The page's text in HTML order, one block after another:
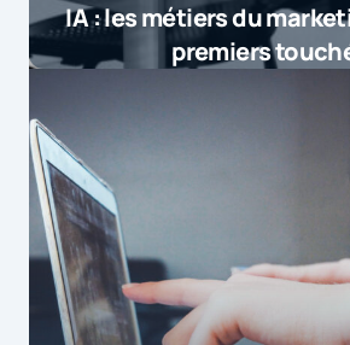
IA : les métiers du
premiers